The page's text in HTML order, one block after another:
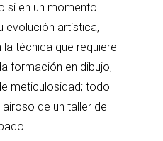
si en un momento
evolución artística,
técnica que requiere
formación en dibujo,
meticulosidad; todo
de un taller de